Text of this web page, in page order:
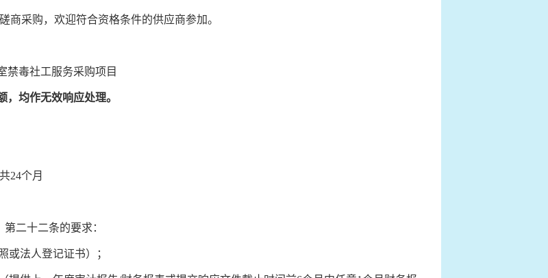
商采购，欢迎符合资格条件的供应商参加。
禁毒社工服务采购项目
， 均作无效响应处理。
24个月
二十二条的要求：
法人登记证书）；